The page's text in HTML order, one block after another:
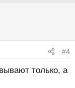
#4
только, а